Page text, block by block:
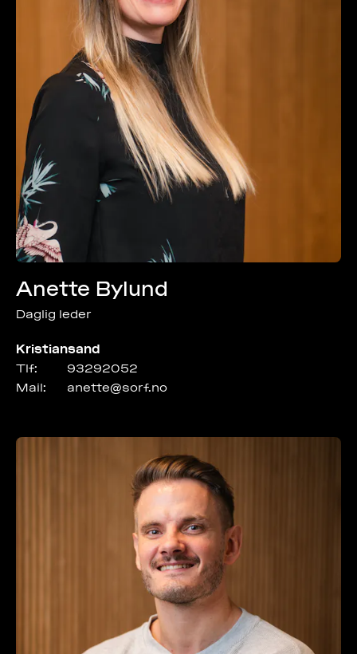
Anette Bylund
Daglig leder
Kristiansand
Tlf:
93292052
Mail:
anette@sorf.no